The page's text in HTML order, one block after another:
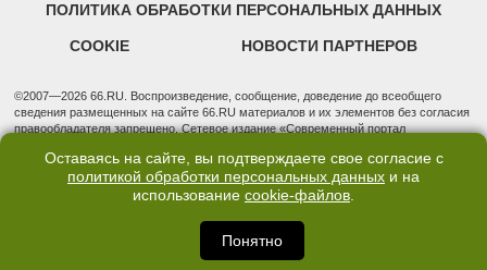
ПОЛИТИКА ОБРАБОТКИ ПЕРСОНАЛЬНЫХ ДАННЫХ
COOKIE НОВОСТИ ПАРТНЕРОВ
©2007—2026 66.RU. Воспроизведение, сообщение, доведение до всеобщего
сведения размещенных на сайте 66.RU материалов и их элементов без согласия
правообладателя запрещено. Сетевое издание «Современный портал
надзору в сфере связи, информационных технологий и массовых коммуникаций
(Роскомнадзор). Регистрационный номер ЭЛ № ФС 77 - 76634 от 02.09.2019
Учредитель: Общество с ограниченной ответственностью "66.ру". Юридический
3, оф. 7015 Фактический адрес редакции и отдела продаж: 620014, Свердловская
обл., г. Екатеринбург, ул. Бориса Ельцина, д. 3, оф. 7015, +7 (343) 288-50-66
info@news.66.ru Главный редактор: Шлыков Дмитрий Владимирович
Оставаясь на сайте, вы подтверждаете свое согласие с
политикой обработки персональных данных и на
использование cookie-файлов.
Понятно